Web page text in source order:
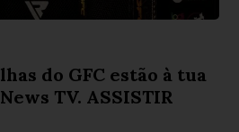
do GFC estão à tua
TV. ASSISTIR